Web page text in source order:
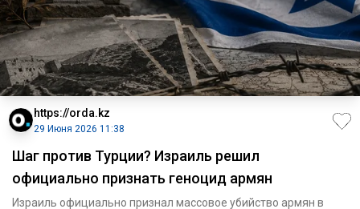
https://orda.kz
29 Июня 2026 11:38
Шаг против Турции? Израиль решил
официально признать геноцид армян
Израиль официально признал массовое убийство армян в